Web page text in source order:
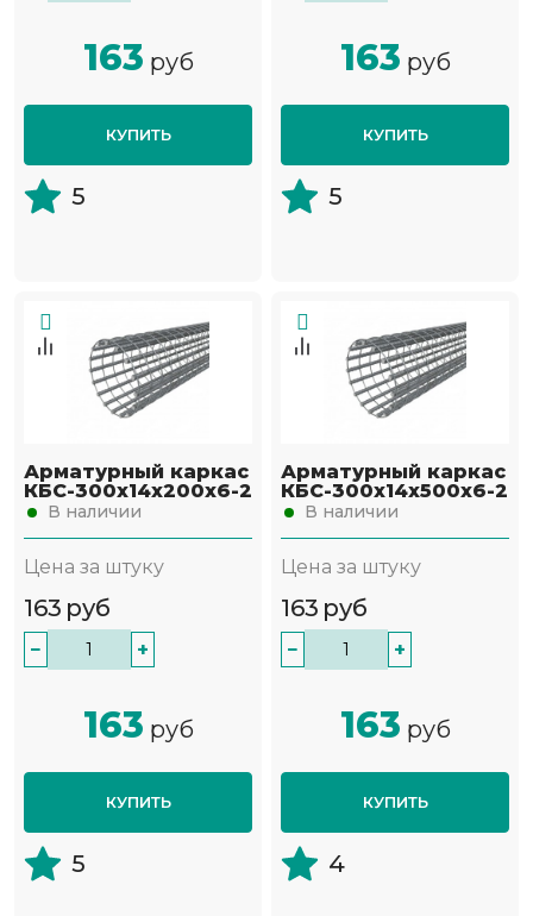
163 руб
КУПИТЬ
5
163 руб
КУПИТЬ
5
Арматурный каркас
КБС-300х14х200х6-2
В наличии
Цена за штуку
163 руб
− +
163 руб
КУПИТЬ
5
Арматурный каркас
КБС-300х14х500х6-2
В наличии
Цена за штуку
163 руб
− +
163 руб
КУПИТЬ
4